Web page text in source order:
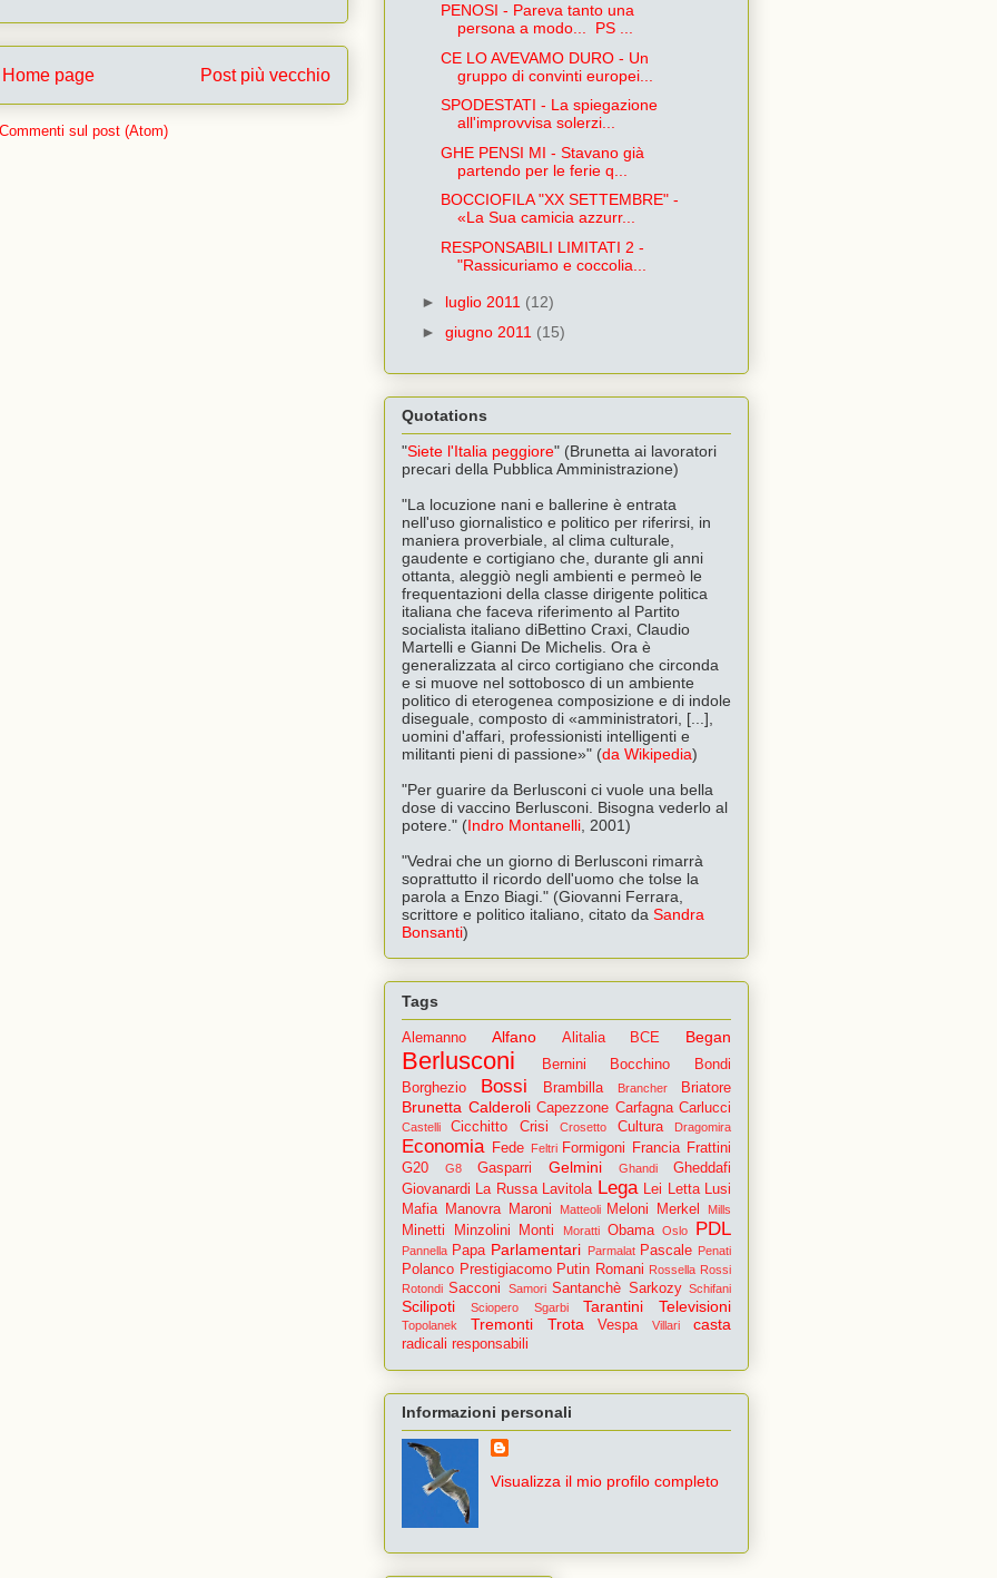
Post più vecchio
Home page
Commenti sul post (Atom)
PENOSI - Pareva tanto una
persona a modo... PS ...
CE LO AVEVAMO DURO - Un
gruppo di convinti europei...
SPODESTATI - La spiegazione
all'improvvisa solerzi...
GHE PENSI MI - Stavano già
partendo per le ferie q...
BOCCIOFILA "XX SETTEMBRE" -
«La Sua camicia azzurr...
RESPONSABILI LIMITATI 2 -
"Rassicuriamo e coccolia...
► luglio 2011 (12)
► giugno 2011 (15)
Quotations
"Siete l'Italia peggiore" (Brunetta ai lavoratori
precari della Pubblica Amministrazione)
"La locuzione nani e ballerine è entrata
nell'uso giornalistico e politico per riferirsi, in
maniera proverbiale, al clima culturale,
gaudente e cortigiano che, durante gli anni
ottanta, aleggiò negli ambienti e permeò le
frequentazioni della classe dirigente politica
italiana che faceva riferimento al Partito
socialista italiano diBettino Craxi, Claudio
Martelli e Gianni De Michelis. Ora è
generalizzata al circo cortigiano che circonda
e si muove nel sottobosco di un ambiente
politico di eterogenea composizione e di indole
diseguale, composto di «amministratori, [...],
uomini d'affari, professionisti intelligenti e
militanti pieni di passione»" (da Wikipedia)
"Per guarire da Ber­lu­sconi ci vuole una bella
dose di vaccino Berlusconi. Bisogna vederlo al
potere." (Indro Montanelli, 2001)
"Vedrai che un giorno di Berlusconi rimarrà
soprattutto il ricordo dell'uomo che tolse la
parola a Enzo Biagi." (Giovanni Ferrara,
scrittore e politico italiano, citato da Sandra
Bonsanti)
Tags
Alemanno Alfano Alitalia BCE Began
Berlusconi Bernini Bocchino
Bondi
Borghezio
Bossi Brambilla Brancher Briatore
Brunetta Calderoli Capezzone Carfagna Carlucci
Castelli Cicchitto Crisi Crosetto Cultura Dragomira
Economia Fede Feltri Formigoni Francia Frattini
G20
G8 Gasparri Gelmini Ghandi
Gheddafi
Giovanardi
La Russa Lavitola Lega Lei Letta
Lusi
Mafia
Manovra Maroni Matteoli Meloni Merkel Mills
Minetti Minzolini Monti Moratti Obama Oslo PDL
Pannella Papa Parlamentari Parmalat Pascale Penati
Polanco Prestigiacomo Putin Romani Rossella Rossi
Rotondi Sacconi Samori Santanchè Sarkozy Schifani
Scilipoti Sciopero Sgarbi Tarantini Televisioni
Topolanek Tremonti Trota Vespa Villari casta
radicali responsabili
Informazioni personali
Visualizza il mio profilo completo